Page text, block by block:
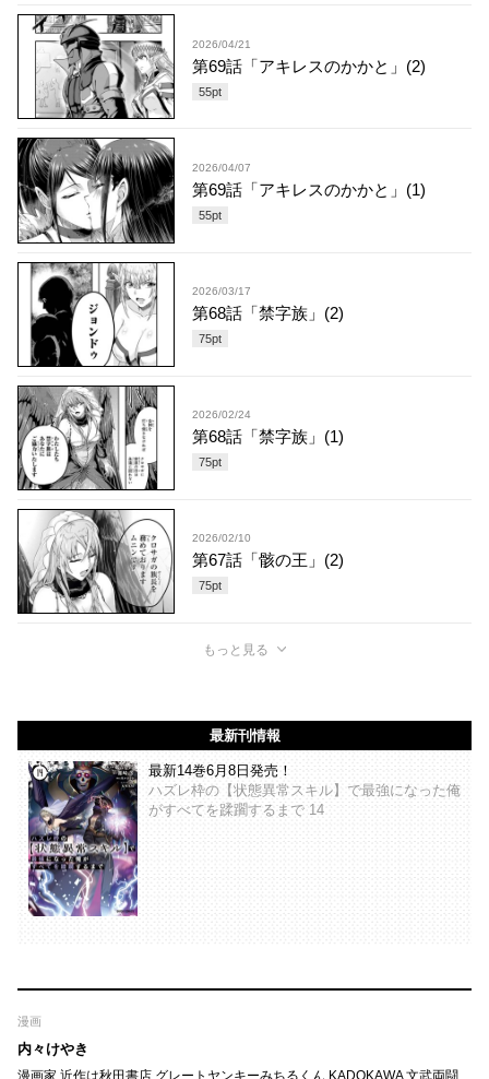
2026/04/21
第69話「アキレスのかかと」(2)
55pt
2026/04/07
第69話「アキレスのかかと」(1)
55pt
2026/03/17
第68話「禁字族」(2)
75pt
2026/02/24
第68話「禁字族」(1)
75pt
2026/02/10
第67話「骸の王」(2)
75pt
もっと見る
最新刊情報
最新14巻6月8日発売！
ハズレ枠の【状態異常スキル】で最強になった俺
がすべてを蹂躙するまで 14
漫画
内々けやき
漫画家 近作は秋田書店 グレートヤンキーみちるくん KADOKAWA 文武両闘